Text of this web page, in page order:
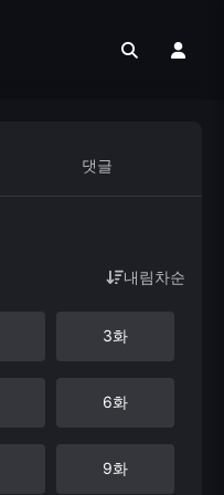
댓글
내림차순
3화
6화
9화